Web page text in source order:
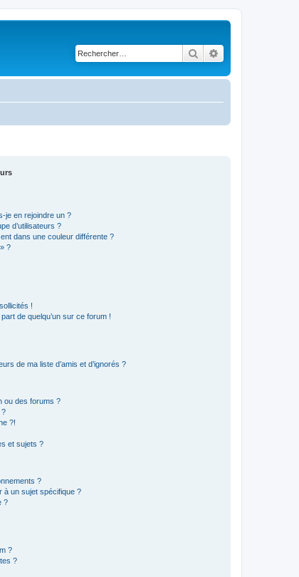
Rechercher
je en rejoindre un ?
d’utilisateurs ?
dans une couleur différente ?
?
!
de quelqu’un sur ce forum !
de ma liste d’amis et d’ignorés ?
ou des forums ?
?
?!
et sujets ?
?
à un sujet spécifique ?
?
?
?